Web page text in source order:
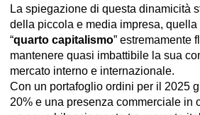
La spiegazione di questa dinamicità
della piccola e media impresa, quella
“quarto capitalismo” estremamente
mantenere quasi imbattibile la sua
mercato interno e internazionale.
Con un portafoglio ordini per il 2025
20% e una presenza commerciale in